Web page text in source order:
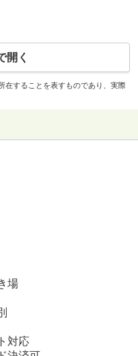
開く
在することを表すものであり、実際
場
対応